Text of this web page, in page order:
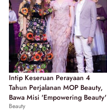
Intip Keseruan Perayaan 4
Tahun Perjalanan MOP Beauty,
Bawa Misi 'Empowering Beauty'
Beauty